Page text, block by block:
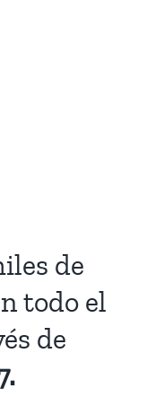
de
todo el
de